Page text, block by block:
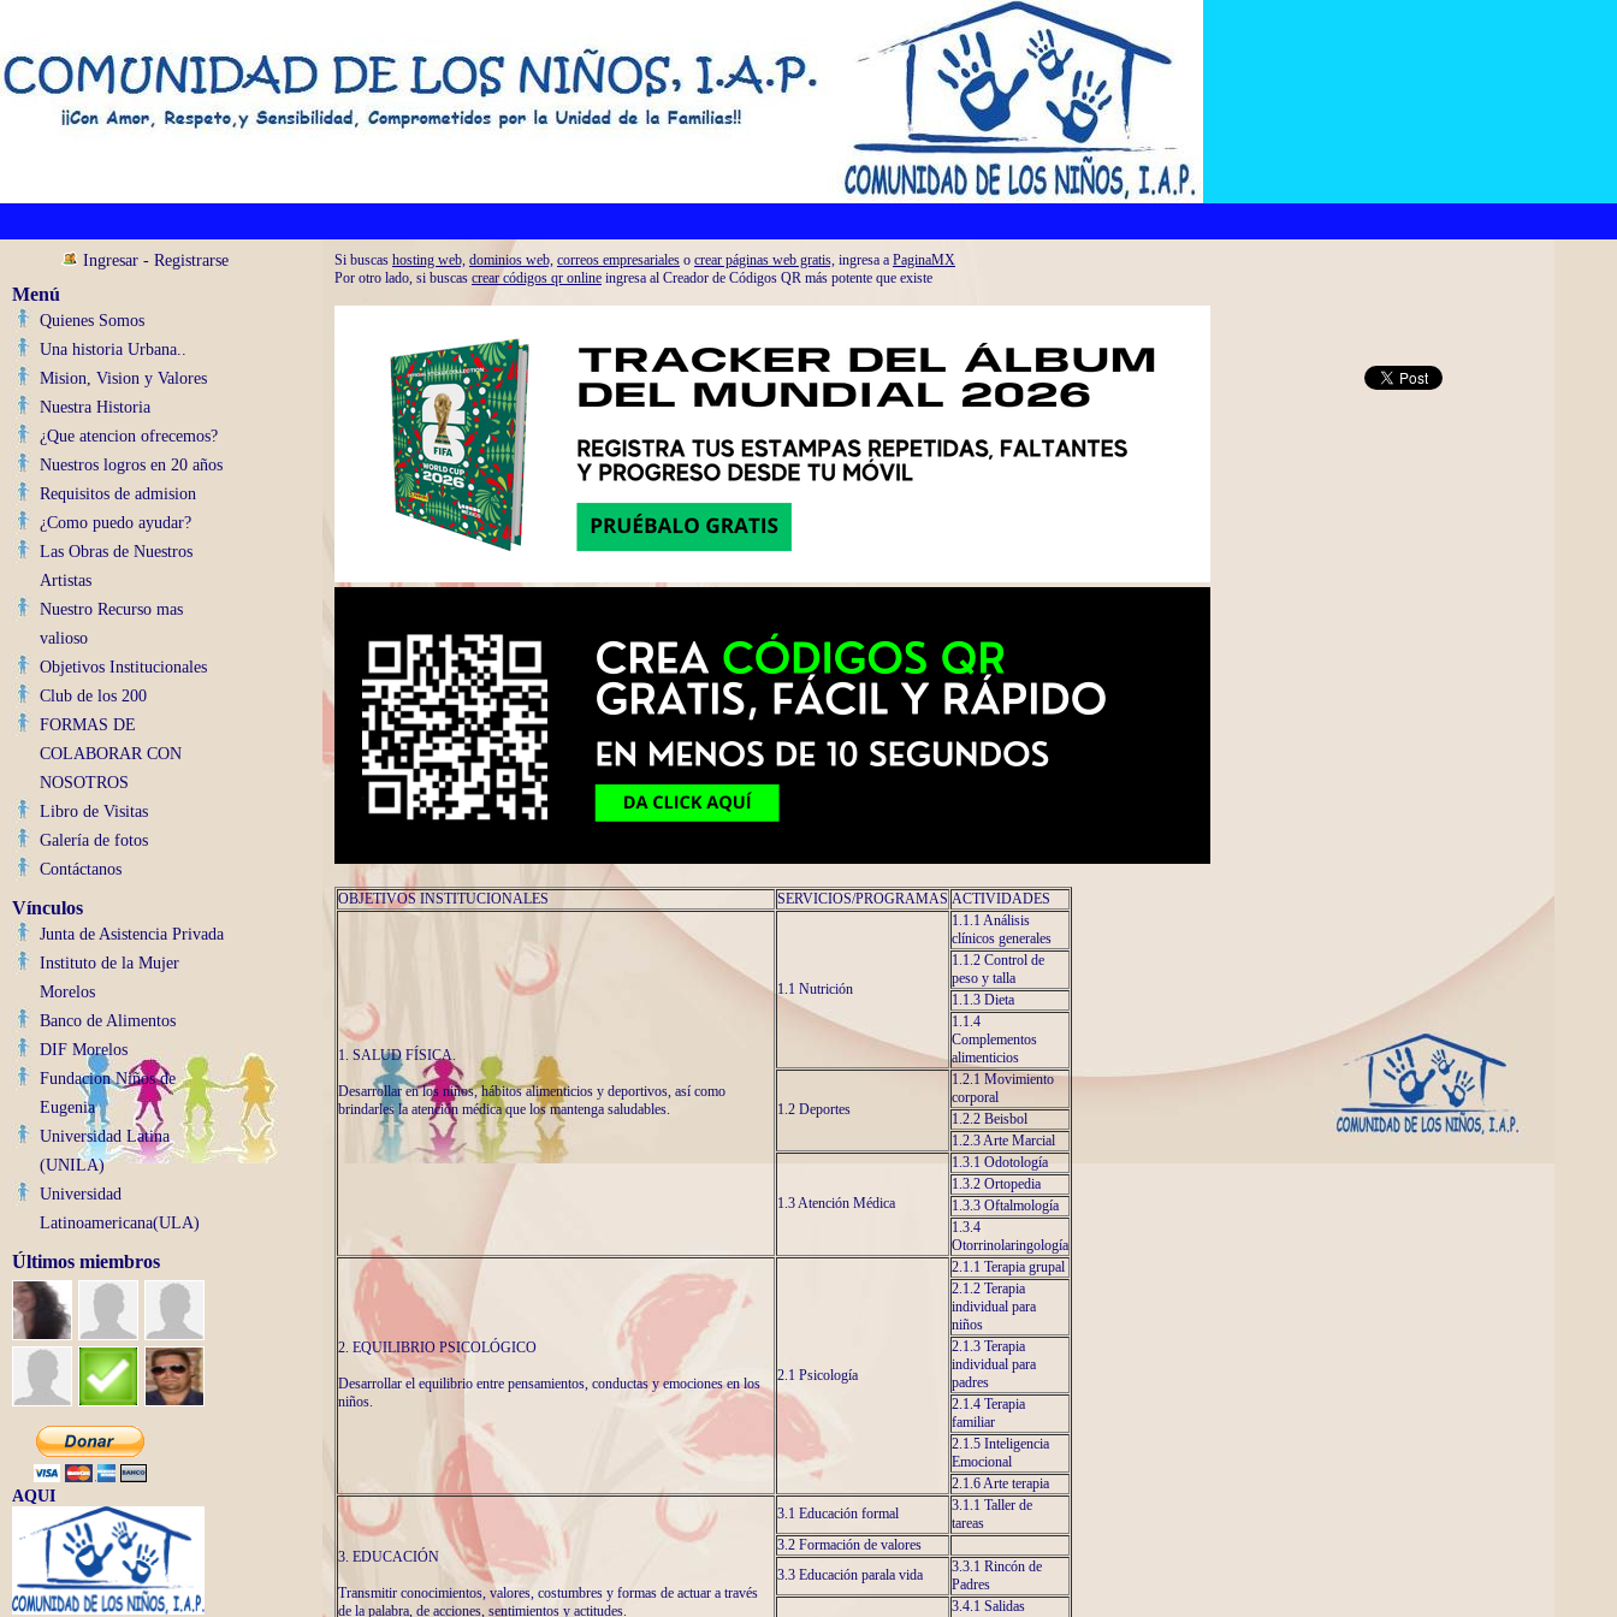
Ingresar - Registrarse
Menú
Quienes Somos
Una historia Urbana..
Mision, Vision y Valores
Nuestra Historia
¿Que atencion ofrecemos?
Nuestros logros en 20 años
Requisitos de admision
¿Como puedo ayudar?
Las Obras de Nuestros
Artistas
Nuestro Recurso mas
valioso
Objetivos Institucionales
Club de los 200
FORMAS DE
COLABORAR CON
NOSOTROS
Libro de Visitas
Galería de fotos
Contáctanos
Vínculos
Junta de Asistencia Privada
Instituto de la Mujer
Morelos
Banco de Alimentos
DIF Morelos
Fundacion Niños de
Eugenia
Universidad Latina
(UNILA)
Universidad
Latinoamericana(ULA)
Últimos miembros
AQUI
Si buscas hosting web, dominios web, correos empresariales o crear páginas web gratis, ingresa a PaginaMX
Por otro lado, si buscas crear códigos qr online ingresa al Creador de Códigos QR más potente que existe
OBJETIVOS INSTITUCIONALES SERVICIOS/PROGRAMAS ACTIVIDADES
1. SALUD FÍSICA.
Desarrollar en los niños, hábitos alimenticios y deportivos, así como
brindarles la atención médica que los mantenga saludables.
1.1 Nutrición
1.1.1 Análisis
clínicos generales
1.1.2 Control de
peso y talla
1.1.3 Dieta
1.1.4
Complementos
alimenticios
1.2 Deportes
1.2.1 Movimiento
corporal
1.2.2 Beisbol
1.2.3 Arte Marcial
1.3 Atención Médica
1.3.1 Odotología
1.3.2 Ortopedia
1.3.3 Oftalmología
1.3.4
Otorrinolaringología
2. EQUILIBRIO PSICOLÓGICO
Desarrollar el equilibrio entre pensamientos, conductas y emociones en los
niños.
2.1 Psicología
2.1.1 Terapia grupal
2.1.2 Terapia
individual para
niños
2.1.3 Terapia
individual para
padres
2.1.4 Terapia
familiar
2.1.5 Inteligencia
Emocional
2.1.6 Arte terapia
3. EDUCACIÓN
Transmitir conocimientos, valores, costumbres y formas de actuar a través
de la palabra, de acciones, sentimientos y actitudes.
3.1 Educación formal
3.1.1 Taller de
tareas
3.2 Formación de valores
3.3 Educación parala vida
3.3.1 Rincón de
Padres
3.4.1 Salidas